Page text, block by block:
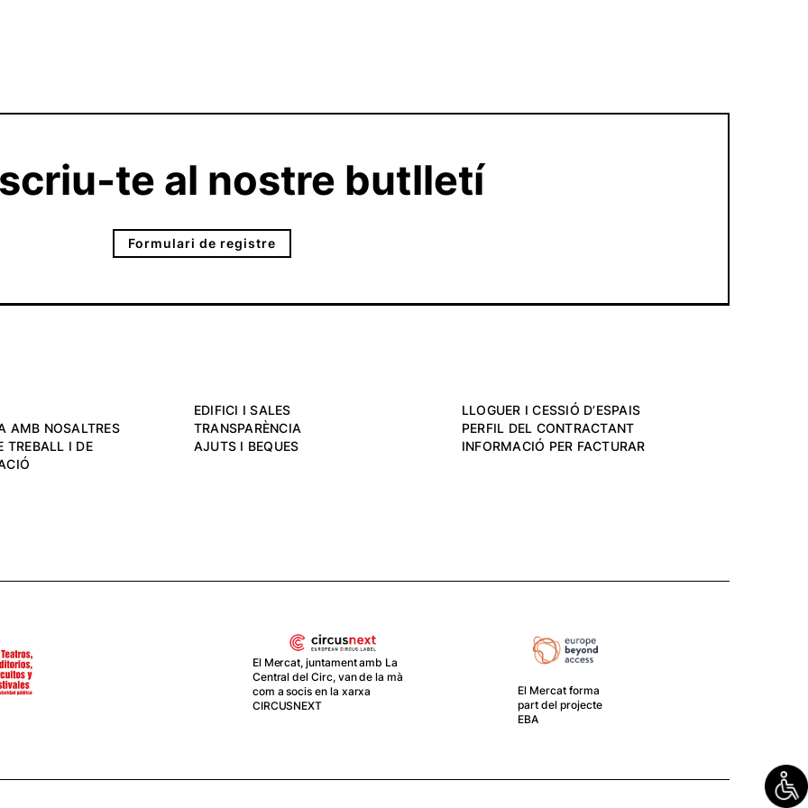
te al nostre butlletí
Formulari de registre
EDIFICI I SALES
LLOGUER I CESSIÓ D’ESPAIS
AMB NOSALTRES
TRANSPARÈNCIA
PERFIL DEL CONTRACTANT
TREBALL I DE
AJUTS I BEQUES INFORMACIÓ PER FACTURAR
juntament amb La
del Circ, van de la mà
a socis en la xarxa
El Mercat forma
part del projecte
El GRANER és un centre de
creació del cos i el moviment